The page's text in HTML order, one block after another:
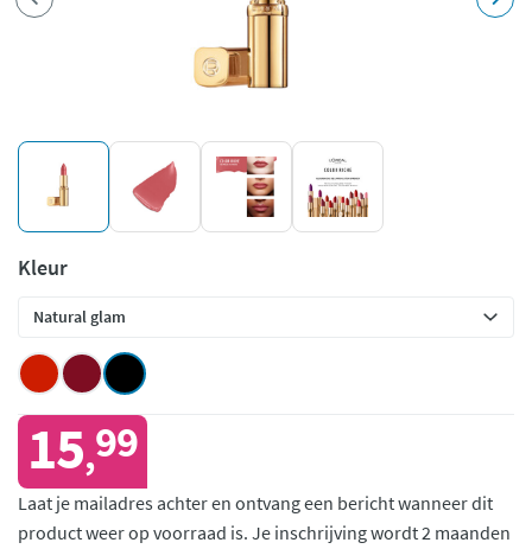
Kleur
15,99
Laat je mailadres achter en ontvang een bericht wanneer dit
product weer op voorraad is. Je inschrijving wordt 2 maanden